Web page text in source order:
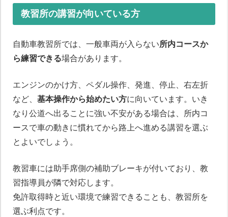
教習所の講習が向いている方
自動車教習所では、一般車両が入らない所内コースか
ら練習できる場合があります。
エンジンのかけ方、ペダル操作、発進、停止、右左折
など、 基本操作から始めたい方に向いています。いき
なり公道へ出ることに強い不安がある場合は、所内コ
ースで車の動きに慣れてから路上へ進める講習を選ぶ
とよいでしょう。
教習車には助手席側の補助ブレーキが付いており、教
習指導員が隣で対応します。
免許取得時と近い環境で練習できることも、教習所を
選ぶ利点です。